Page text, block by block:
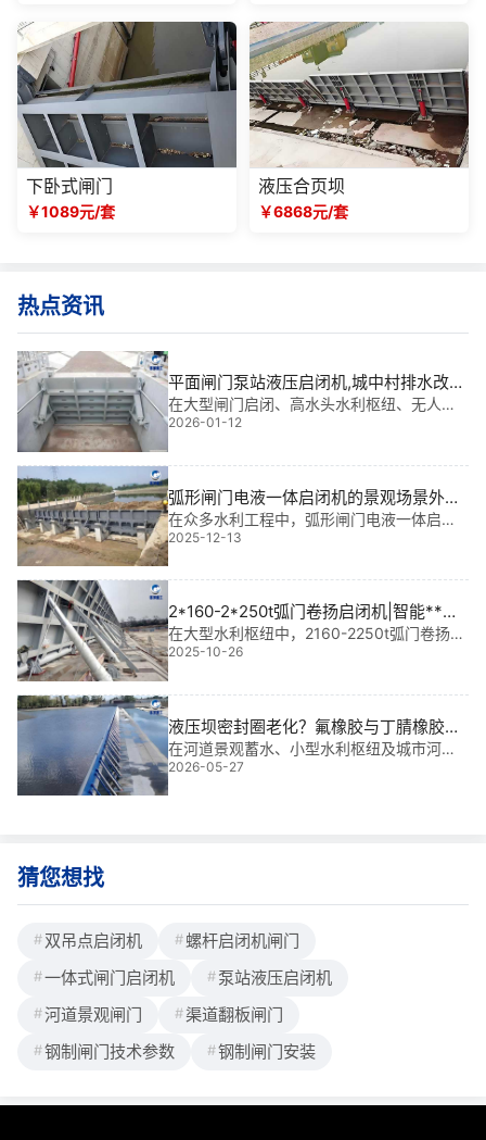
下卧式闸门
￥1089元/套
液压合页坝
￥6868元/套
热点资讯
平面闸门泵站液压启闭机,城中村排水改造
防腐防锈维护方案|智能守护型全生命周期
解决方案
在大型闸门启闭、高水头水利枢纽、无人值
守电站及应急泄洪系统中，平面闸门泵站液
汛期安全的核心装备。我参与过多个大型项
目，深知其一旦失效，将引发连锁风险。因
此
2026-01-12
弧形闸门电液一体启闭机的景观场景外观
定制|匠心雕琢的水利美学新标杆
在众多水利工程中，弧形闸门电液一体启闭
机早已不仅是功能设备，更逐渐成为兼具工
程性能与视觉美感的“城市名片”。我参与过多
个大型项目，深感这类设备在景观场景中的
外观定制，正从“隐于幕后”走向“亮出风采
2025-12-13
2*160-2*250t弧门卷扬启闭机|智能**守
护水利命脉
在大型水利枢纽中，2160-2250t弧门卷扬启
闭机不仅是关键的“动力心脏”，更是调水、泄
洪、通航的核心执行者。它承载着数万吨水
压的**控制，确保闸门开闭稳定可靠。这类
设备单价通常依据额定起重量浮动，
2025-10-26
液压坝密封圈老化？氟橡胶与丁腈橡胶的
寿命对比与更换周期
在河道景观蓄水、小型水利枢纽及城市河道
治理中，密封圈失效导致的渗漏是常见**。
基于我多年水利工程金属结构设计及现场安
2026-05-27
猜您想找
双吊点启闭机
螺杆启闭机闸门
一体式闸门启闭机
泵站液压启闭机
河道景观闸门
渠道翻板闸门
钢制闸门技术参数
钢制闸门安装